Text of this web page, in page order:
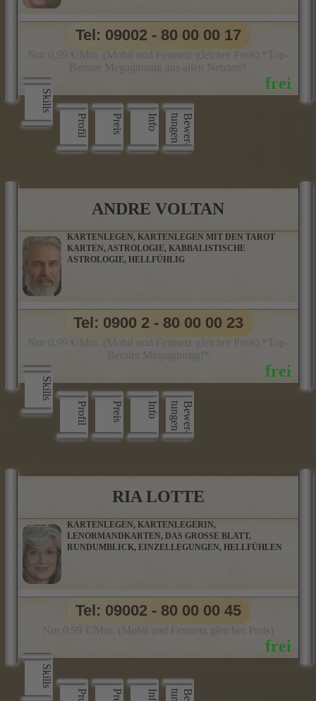
Skills
Profil
Preis Info B
e
w
e
r
­
t
u
n
g
e
n
Tel: 09002 - 80 00 00 17
ANDRE VOLTAN
KARTENLEGEN, KARTENLEGEN MIT DEN TAROT
KARTEN, ASTROLOGIE, KABBALISTISCHE
ASTROLOGIE, HELLFÜHLIG
Skills
Profil
Preis Info B
e
w
e
r
­
t
u
n
g
e
n
Tel: 0900 2 - 80 00 00 23
RIA LOTTE
KARTENLEGEN, KARTENLEGERIN,
LENORMANDKARTEN, DAS GROSSE BLATT,
RUNDUMBLICK, EINZELLEGUNGEN, HELLFÜHLEN
Skills
Tel: 09002 - 80 00 00 45